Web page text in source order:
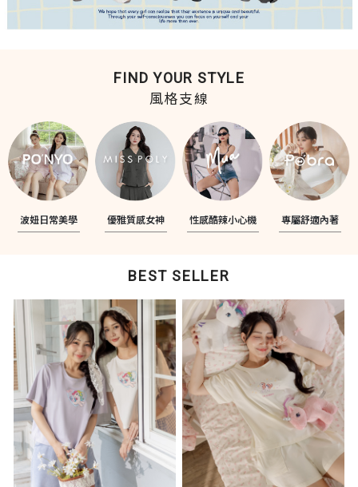
FIND YOUR STYLE
風格支線
波妞日常美學 優雅質感女神 性感酷辣小心機 專屬舒適內著
BEST SELLER